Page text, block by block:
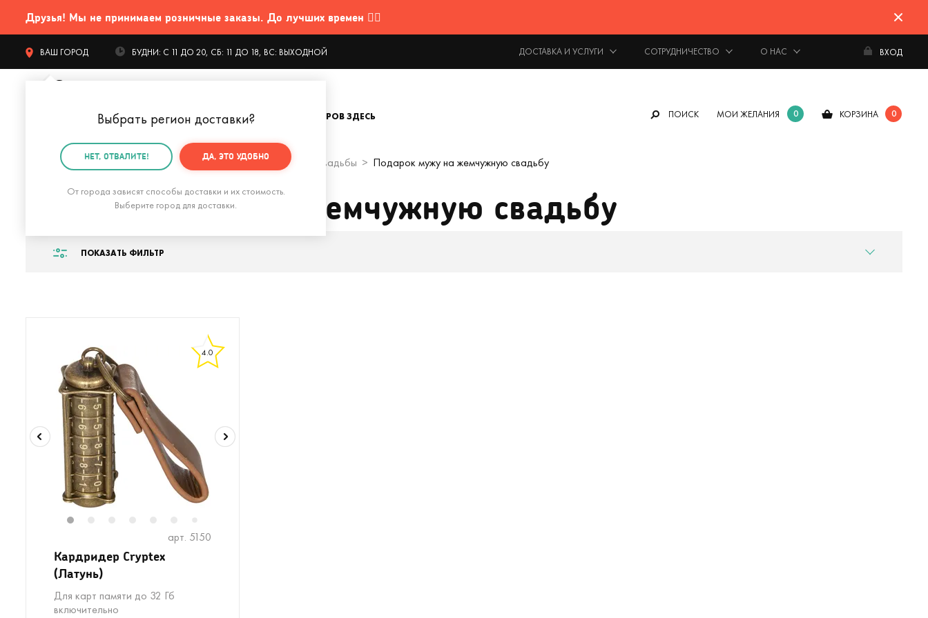
Друзья! Мы не принимаем розничные заказы. До лучших времен 🤷‍♂️
ВАШ ГОРОД
Выбрать регион доставки?
НЕТ, ОТВАЛИТЕ! ДА, ЭТО УДОБНО
От города зависят способы доставки и их стоимость.
Выберите город для доставки.
БУДНИ: С 11 ДО 20, СБ: 11 ДО 18, ВС: ВЫХОДНОЙ ДОСТАВКА И УСЛУГИ СОТРУДНИЧЕСТВО О НАС ВХОД
КАТАЛОГ ТОВАРОВ ЗДЕСЬ ПОИСК МОИ ЖЕЛАНИЯ 0 КОРЗИНА 0
Главная Подарки мужу Подарок мужу на годовщину свадьбы Подарок мужу на жемчужную свадьбу
Подарок мужу на жемчужную свадьбу
ПОКАЗАТЬ ФИЛЬТР
4.0
арт. 5150
Кардридер Cryptex
(Латунь)
Для карт памяти до 32 Гб
включительно